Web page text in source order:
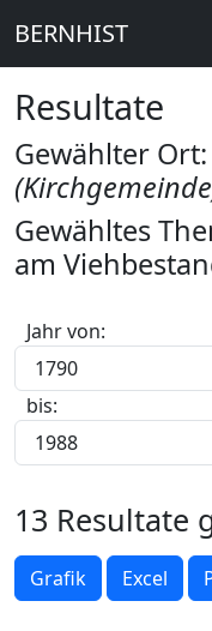
BERNHIST
Resultate
Gewählter
Gewähltes
am
Jahr von:
bis:
13 Resultate
Grafik Excel